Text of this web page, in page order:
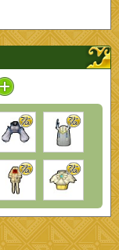
アイコン / ラインナッ